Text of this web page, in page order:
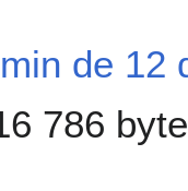
de 12
786